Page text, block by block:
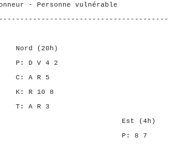
- Personne vulnérable
V 4 2
R 5
10 8
R 3
Est (4h)
9 5 P: